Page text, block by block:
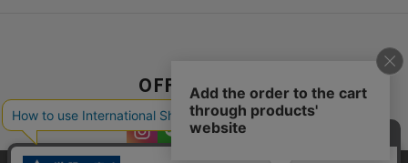
OFFICIAL SNS